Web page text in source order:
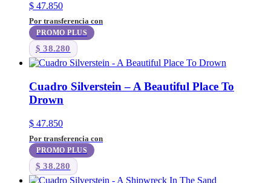
$ 47.850
Por transferencia con
PROMO PLUS
$ 38.280
Cuadro Silverstein – A Beautiful Place To
Drown
$ 47.850
Por transferencia con
PROMO PLUS
$ 38.280